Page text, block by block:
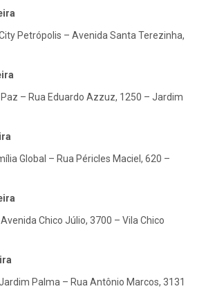
Petrópolis – Avenida Santa Terezinha,
– Rua Eduardo Azzuz, 1250 – Jardim
Global – Rua Péricles Maciel, 620 –
Chico Júlio, 3700 – Vila Chico
Palma – Rua Antônio Marcos, 3131